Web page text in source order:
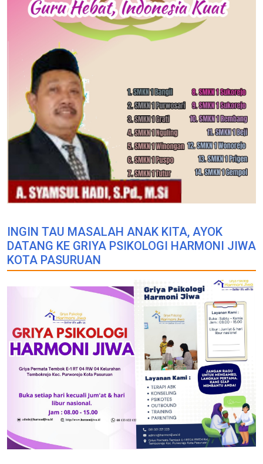
INGIN TAU MASALAH ANAK KITA, AYOK
DATANG KE GRIYA PSIKOLOGI HARMONI JIWA
KOTA PASURUAN